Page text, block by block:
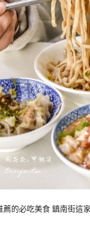
的必吃美食 鎮南街這